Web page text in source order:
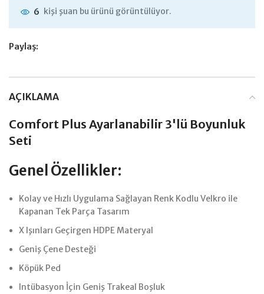
6 kişi şuan bu ürünü görüntülüyor.
Paylaş:
AÇIKLAMA
Comfort Plus Ayarlanabilir 3'lü Boyunluk
Seti
Genel Özellikler:
Kolay ve Hızlı Uygulama Sağlayan Renk Kodlu Velkro ile
Kapanan Tek Parça Tasarım
X Işınları Geçirgen HDPE Materyal
Geniş Çene Desteği
Köpük Ped
Intübasyon İçin Geniş Trakeal Boşluk